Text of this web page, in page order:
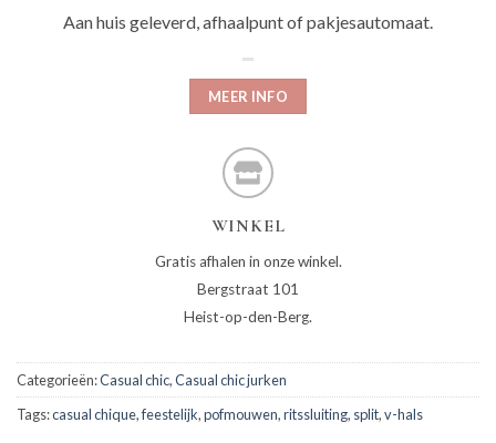
Aan huis geleverd, afhaalpunt of pakjesautomaat.
MEER INFO
WINKEL
Gratis afhalen in onze winkel.
Bergstraat 101
Heist-op-den-Berg.
Categorieën:Casual chic,Casual chic jurken
Tags:casual chique,feestelijk,pofmouwen,ritssluiting, split,v-hals